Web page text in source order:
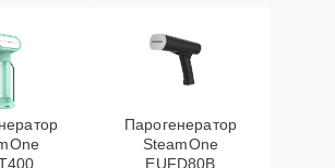
Парогенератор
SteamOne
EUFD80B